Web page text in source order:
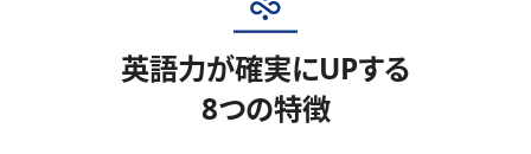
英語力が確実にUPする
8つの特徴